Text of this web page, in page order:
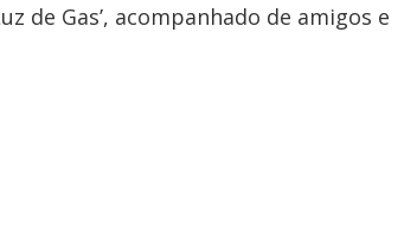
de Gas’, acompanhado de amigos e